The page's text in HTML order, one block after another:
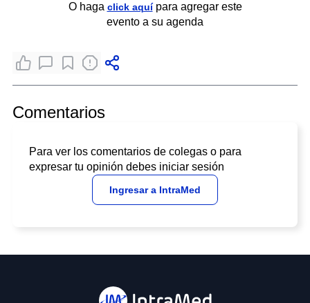
O haga click aquípara agregar este
evento a su agenda
Comentarios
Para ver los comentarios de colegas o para
expresar tu opinión debes iniciar sesión
Ingresar a IntraMed